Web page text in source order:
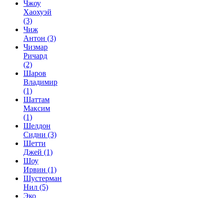
Чжоу
Хаохуэй
(3)
Чиж
Антон (3)
Чизмар
Ричард
(2)
Шаров
Владимир
(1)
Шаттам
Максим
(1)
Шелдон
Сидни (3)
Шетти
Джей (1)
Шоу
Ирвин (1)
Шустерман
Нил (5)
Эко